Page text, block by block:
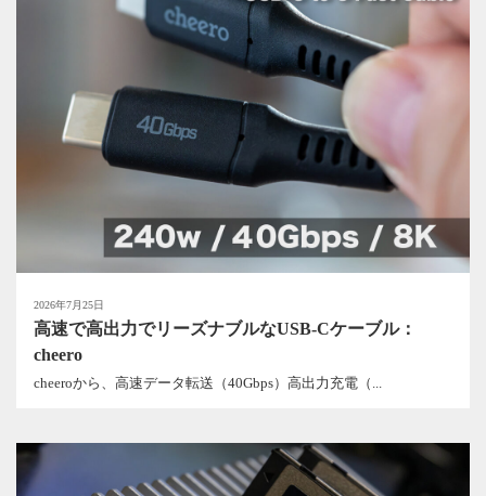
2026年7月25日
高速で高出力でリーズナブルなUSB-Cケーブル：
cheero
cheeroから、高速データ転送（40Gbps）高出力充電（...